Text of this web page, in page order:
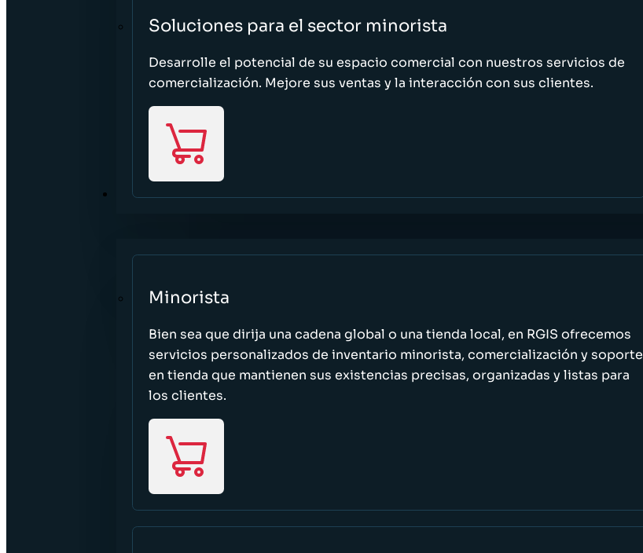
Soluciones para el sector minorista
Desarrolle el potencial de su espacio comercial con nuestros servicios de
comercialización. Mejore sus ventas y la interacción con sus clientes.
SECTORES
Minorista
Bien sea que dirija una cadena global o una tienda local, en RGIS ofrecemos
servicios personalizados de inventario minorista, comercialización y soporte
en tienda que mantienen sus existencias precisas, organizadas y listas para
los clientes.